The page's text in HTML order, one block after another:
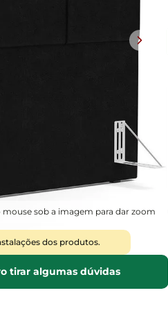
mouse sob a imagem para dar zoom
dos produtos.
tirar algumas dúvidas